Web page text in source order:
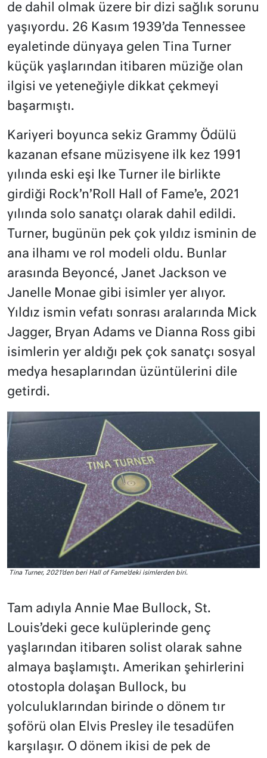
de dahil olmak üzere bir dizi sağlık sorunu
yaşıyordu. 26 Kasım 1939’da Tennessee
eyaletinde dünyaya gelen Tina Turner
küçük yaşlarından itibaren müziğe olan
ilgisi ve yeteneğiyle dikkat çekmeyi
başarmıştı.
Kariyeri boyunca sekiz Grammy Ödülü
kazanan efsane müzisyene ilk kez 1991
yılında eski eşi Ike Turner ile birlikte
girdiği Rock’n’Roll Hall of Fame’e, 2021
yılında solo sanatçı olarak dahil edildi.
Turner, bugünün pek çok yıldız isminin de
ana ilhamı ve rol modeli oldu. Bunlar
arasında Beyoncé, Janet Jackson ve
Janelle Monae gibi isimler yer alıyor.
Yıldız ismin vefatı sonrası aralarında Mick
Jagger, Bryan Adams ve Dianna Ross gibi
isimlerin yer aldığı pek çok sanatçı sosyal
medya hesaplarından üzüntülerini dile
getirdi.
Tina Turner, 2021’den beri Hall of Fame’deki isimlerden biri.
Tam adıyla Annie Mae Bullock, St.
Louis’deki gece kulüplerinde genç
yaşlarından itibaren solist olarak sahne
almaya başlamıştı. Amerikan şehirlerini
otostopla dolaşan Bullock, bu
yolculuklarından birinde o dönem tır
şoförü olan Elvis Presley ile tesadüfen
karşılaşır. O dönem ikisi de pek de